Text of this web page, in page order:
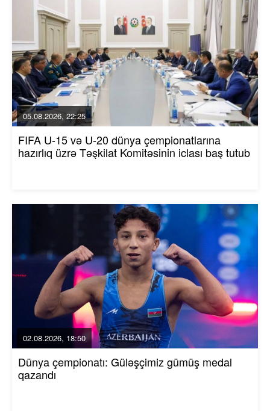
05.08.2026, 22:25
FIFA U-15 və U-20 dünya çempionatlarına
hazırlıq üzrə Təşkilat Komitəsinin iclası baş tutub
02.08.2026, 18:50
Dünya çempionatı: Güləşçimiz gümüş medal
qazandı